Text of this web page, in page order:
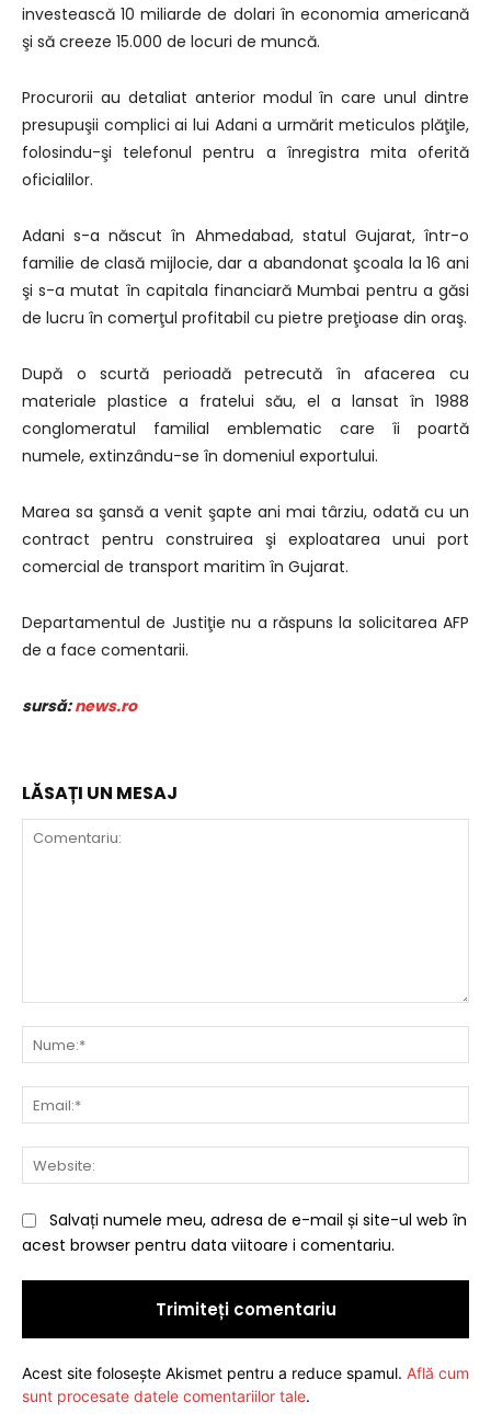
investească 10 miliarde de dolari în economia americană
şi să creeze 15.000 de locuri de muncă.
Procurorii au detaliat anterior modul în care unul dintre
presupuşii complici ai lui Adani a urmărit meticulos plăţile,
folosindu-şi telefonul pentru a înregistra mita oferită
oficialilor.
Adani s-a născut în Ahmedabad, statul Gujarat, într-o
familie de clasă mijlocie, dar a abandonat şcoala la 16 ani
şi s-a mutat în capitala financiară Mumbai pentru a găsi
de lucru în comerţul profitabil cu pietre preţioase din oraş.
După o scurtă perioadă petrecută în afacerea cu
materiale plastice a fratelui său, el a lansat în 1988
conglomeratul familial emblematic care îi poartă
numele, extinzându-se în domeniul exportului.
Marea sa şansă a venit şapte ani mai târziu, odată cu un
contract pentru construirea şi exploatarea unui port
comercial de transport maritim în Gujarat.
Departamentul de Justiţie nu a răspuns la solicitarea AFP
de a face comentarii.
sursă:news.ro
LĂSAȚI UN MESAJ
Salvați numele meu, adresa de e-mail și site-ul web în
acest browser pentru data viitoare i comentariu.
Acest site folosește Akismet pentru a reduce spamul. Află cum
sunt procesate datele comentariilor tale.